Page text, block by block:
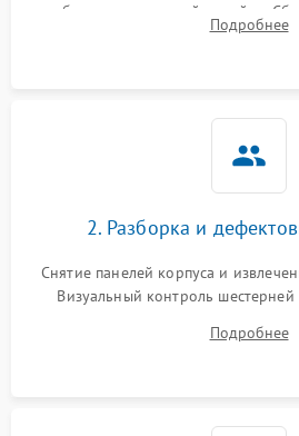
работы сканирующей линейки.
дефектах изображения илиПодробнее
2. Разборка и
Снятие панелей корпуса и
Визуальный контроль
захвата, термопленки и
Проверка оптики сканера
Подробнее